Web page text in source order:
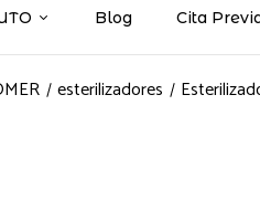
Blog Cita
esterilizadores